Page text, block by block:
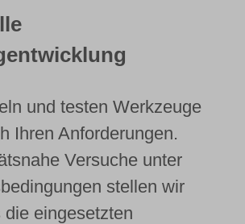
und testen Werkzeuge
Ihren Anforderungen.
Versuche unter
stellen wir
die eingesetzten